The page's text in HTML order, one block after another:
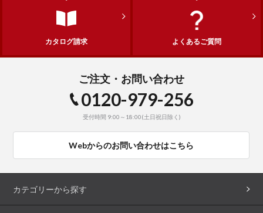
カタログ請求 よくあるご質問
ご注文・お問い合わせ
0120-979-256
受付時間 9:00～18:00(土日祝日除く)
Webからのお問い合わせはこちら
カテゴリーから探す